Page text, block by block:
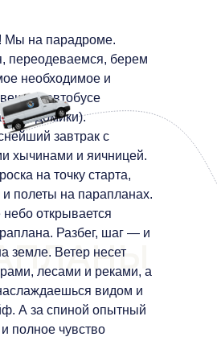
Мы на парадроме.
переодеваемся, берем
необходимое и
в автобусе
в домики).
завтрак с
хычинами и яичницей.
на точку старта,
и полеты на парапланах.
открывается
Разбег, шаг — и
земле. Ветер несет
лесами и реками, а
видом и
А за спиной опытный
и полное чувство